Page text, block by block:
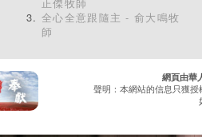
全心全意跟隨主 - 俞大鳴牧
師
網頁由華
聲明：本網站的信息只獲授